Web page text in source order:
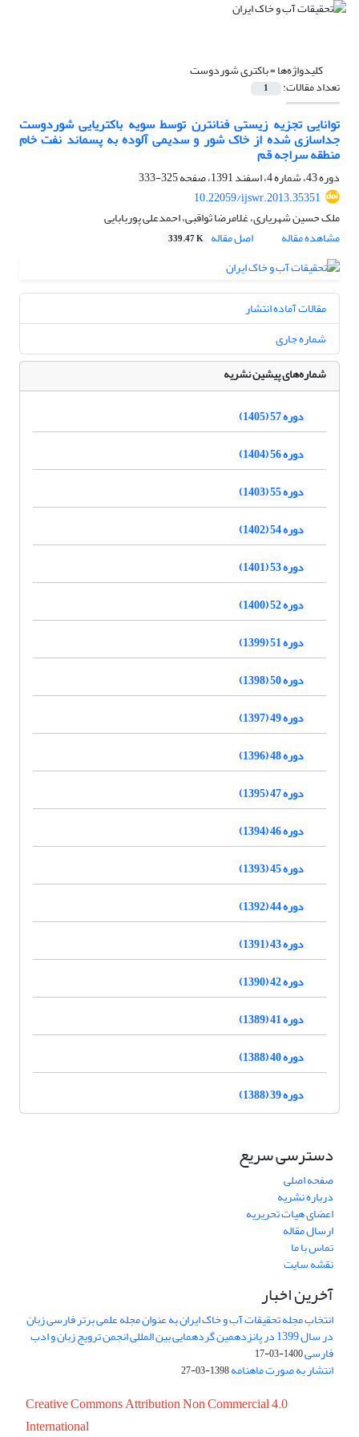
کلیدواژه‌ها =باکتری شوردوست
تعداد مقالات: 1
توانایی تجزیه زیستی فنانترن توسط سویه باکتریایی شوردوست
جداسازی شده از خاک شور و سدیمی آلوده به پسماند نفت خام
منطقه سراجه قم
دوره 43، شماره 4، اسفند 1391، صفحه
325-333
10.22059/ijswr.2013.35351
ملک حسین شهریاری، غلامرضا ثواقبی، احمدعلی پوربابایی
مشاهده مقاله
اصل مقاله 339.47 K
مقالات آماده انتشار
شماره جاری
شماره‌های پیشین نشریه
دوره 57 (1405)
دوره 56 (1404)
دوره 55 (1403)
دوره 54 (1402)
دوره 53 (1401)
دوره 52 (1400)
دوره 51 (1399)
دوره 50 (1398)
دوره 49 (1397)
دوره 48 (1396)
دوره 47 (1395)
دوره 46 (1394)
دوره 45 (1393)
دوره 44 (1392)
دوره 43 (1391)
دوره 42 (1390)
دوره 41 (1389)
دوره 40 (1388)
دوره 39 (1388)
دسترسی سریع
صفحه اصلی
درباره نشریه
اعضای هیات تحریریه
ارسال مقاله
تماس با ما
نقشه سایت
آخرین اخبار
انتخاب مجله تحقیقات آب و خاک ایران به عنوان مجله علمی برتر فارسی زبان
در سال 1399 در پانزدهمین گردهمایی بین المللی انجمن ترویج زبان و ادب
فارسی1400-03-17
انتشار به صورت ماهنامه1398-03-27
Creative Commons Attribution Non Commercial 4.0
International